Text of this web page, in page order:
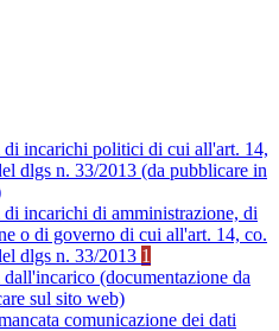
incarichi politici di cui all'art. 14,
dlgs n. 33/2013 (da pubblicare in
incarichi di amministrazione, di
o di governo di cui all'art. 14, co.
dlgs n. 33/2013 1
dall'incarico (documentazione da
sul sito web)
comunicazione dei dati